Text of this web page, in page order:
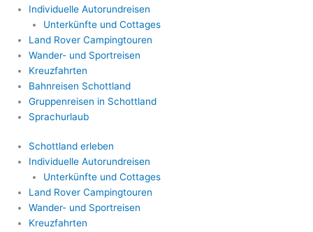
Individuelle Autorundreisen
Unterkünfte und Cottages
Land Rover Campingtouren
Wander- und Sportreisen
Kreuzfahrten
Bahnreisen Schottland
Gruppenreisen in Schottland
Sprachurlaub
Schottland erleben
Individuelle Autorundreisen
Unterkünfte und Cottages
Land Rover Campingtouren
Wander- und Sportreisen
Kreuzfahrten